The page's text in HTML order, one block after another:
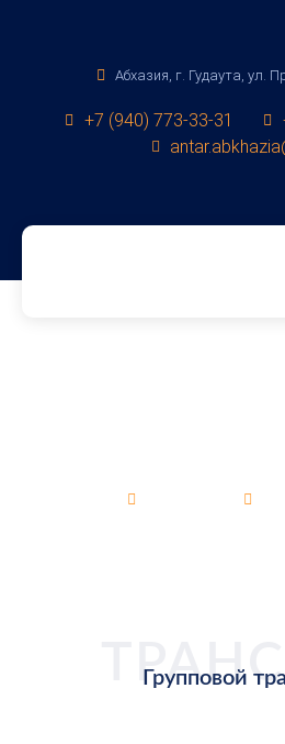
Абхазия, г. Гудаута, ул.
+7 (940) 773-33-31
Групповой